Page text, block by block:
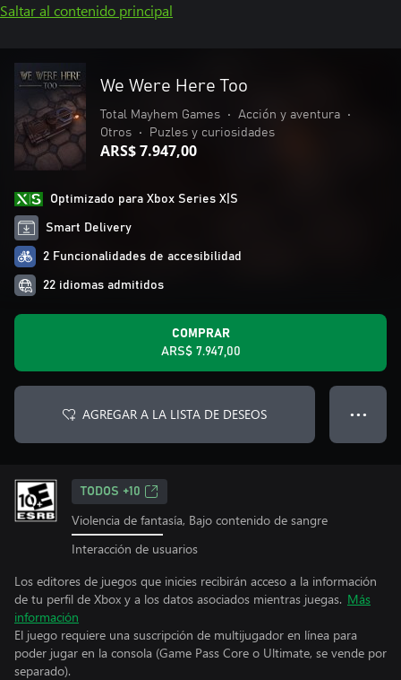
Saltar al contenido principal
We Were Here Too
Total Mayhem Games • Acción y aventura
•
Otros
• Puzles y curiosidades
ARS$ 7.947,00
Optimizado para Xbox Series X|S
Smart Delivery
2 Funcionalidades de accesibilidad
22 idiomas admitidos
COMPRAR
ARS$ 7.947,00
AGREGAR A LA LISTA DE DESEOS ● ● ●
TODOS +10
Violencia de fantasía, Bajo contenido de sangre
Interacción de usuarios
Los editores de juegos que inicies recibirán acceso a la información
de tu perfil de Xbox y a los datos asociados mientras juegas. Más
información
El juego requiere una suscripción de multijugador en línea para
poder jugar en la consola (Game Pass Core o Ultimate, se vende por
separado).